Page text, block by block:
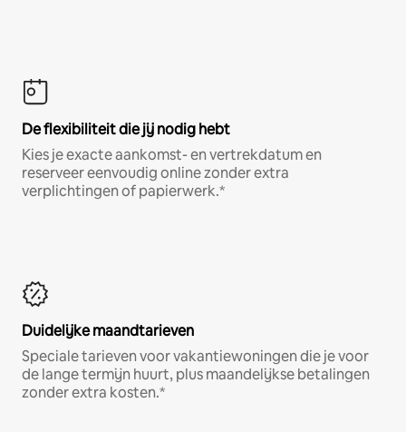
De flexibiliteit die jij nodig hebt
Kies je exacte aankomst- en vertrekdatum en
reserveer eenvoudig online zonder extra
verplichtingen of papierwerk.*
Duidelijke maandtarieven
Speciale tarieven voor vakantiewoningen die je voor
de lange termijn huurt, plus maandelijkse betalingen
zonder extra kosten.*